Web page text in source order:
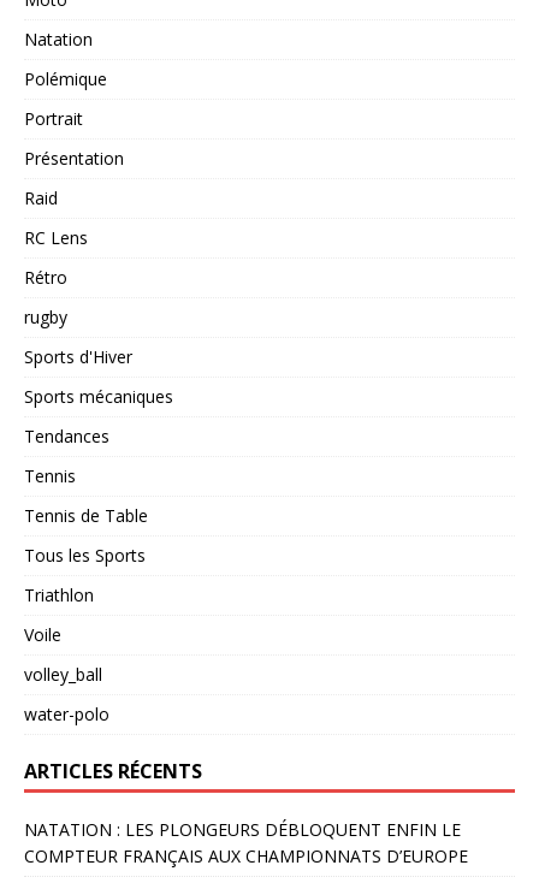
Natation
Polémique
Portrait
Présentation
Raid
RC Lens
Rétro
rugby
Sports d'Hiver
Sports mécaniques
Tendances
Tennis
Tennis de Table
Tous les Sports
Triathlon
Voile
volley_ball
water-polo
ARTICLES RÉCENTS
NATATION : LES PLONGEURS DÉBLOQUENT ENFIN LE
COMPTEUR FRANÇAIS AUX CHAMPIONNATS D’EUROPE